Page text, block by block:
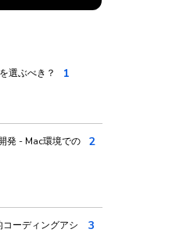
選ぶべき？ 1
発 - Mac環境での
2
ーディングアシ
3